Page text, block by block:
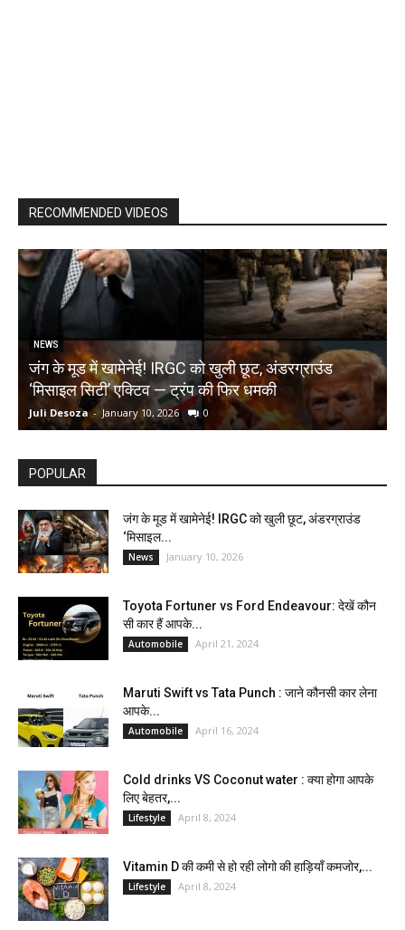
RECOMMENDED VIDEOS
NEWS
जंग के मूड में खामेनेई! IRGC को खुली छूट, अंडरग्राउंड
‘मिसाइल सिटी’ एक्टिव — ट्रंप की फिर धमकी
Juli Desoza - January 10, 2026 0
POPULAR
जंग के मूड में खामेनेई! IRGC को खुली छूट, अंडरग्राउंड
‘मिसाइल...
News January 10, 2026
Toyota Fortuner vs Ford Endeavour: देखें कौन
सी कार हैं आपके...
Automobile April 21, 2024
Maruti Swift vs Tata Punch : जाने कौनसी कार लेना
आपके...
Automobile April 16, 2024
Cold drinks VS Coconut water : क्या होगा आपके
लिए बेहतर,...
Lifestyle April 8, 2024
Vitamin D की कमी से हो रही लोगो की हाड़ियाँ कमजोर,...
Lifestyle April 8, 2024